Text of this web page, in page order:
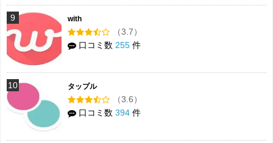
9 with
（3.7）
口コミ数 255 件
10 タップル
（3.6）
口コミ数 394 件